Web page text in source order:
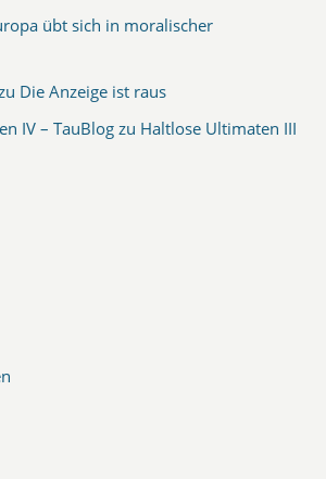
übt sich in moralischer
Die Anzeige ist raus
IV – TauBlogzu Haltlose Ultimaten III